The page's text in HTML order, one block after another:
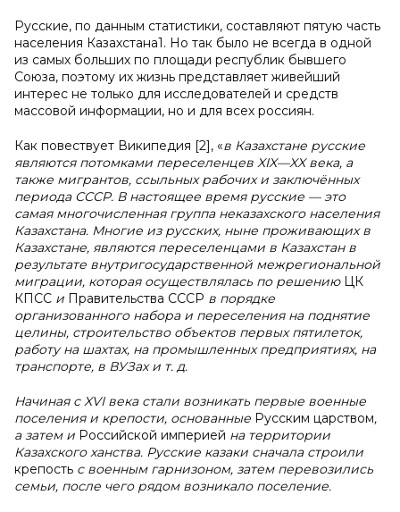
Русские, по данным статистики, составляют пятую часть
населения Казахстана1. Но так было не всегда в одной
из самых больших по площади республик бывшего
Союза, поэтому их жизнь представляет живейший
интерес не только для исследователей и средств
массовой информации, но и для всех россиян.
Как повествует Википедия [2], «в Казахстане русские
являются потомками переселенцев XIX—XX века, а
также мигрантов, ссыльных рабочих и заключённых
периода СССР. В настоящее время русские — это
самая многочисленная группа неказахского населения
Казахстана. Многие из русских, ныне проживающих в
Казахстане, являются переселенцами в Казахстан в
результате внутригосударственной межрегиональной
миграции, которая осуществлялась по решению ЦК
КПСС и Правительства СССР в порядке
организованного набора и переселения на поднятие
целины, строительство объектов первых пятилеток,
работу на шахтах, на промышленных предприятиях, на
транспорте, в ВУЗах и т. д.
Начиная с XVI века стали возникать первые военные
поселения и крепости, основанные Русским царством,
а затем и Российской империей на территории
Казахского ханства. Русские казаки сначала строили
крепость с военным гарнизоном, затем перевозились
семьи, после чего рядом возникало поселение.